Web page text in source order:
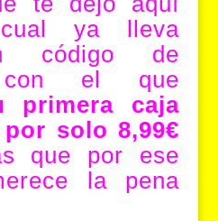
ya lleva
código de
con el que
primera caja
solo 8,99€
que por ese
la pena